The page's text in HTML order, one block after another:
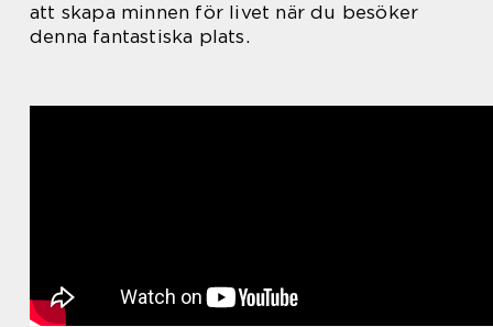
att skapa minnen för livet när du besöker
denna fantastiska plats.